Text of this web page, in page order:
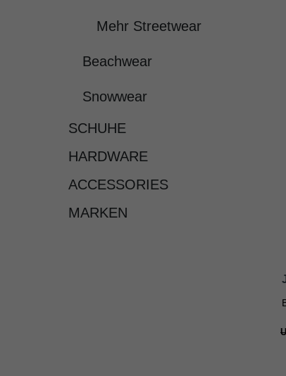
Mehr Streetwear
Beachwear
Snowwear
SCHUHE
HARDWARE
ACCESSORIES
MARKEN